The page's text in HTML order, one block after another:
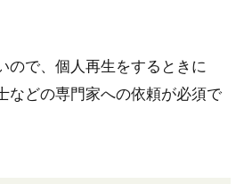
ので、個人再生をするときに
などの専門家への依頼が必須で